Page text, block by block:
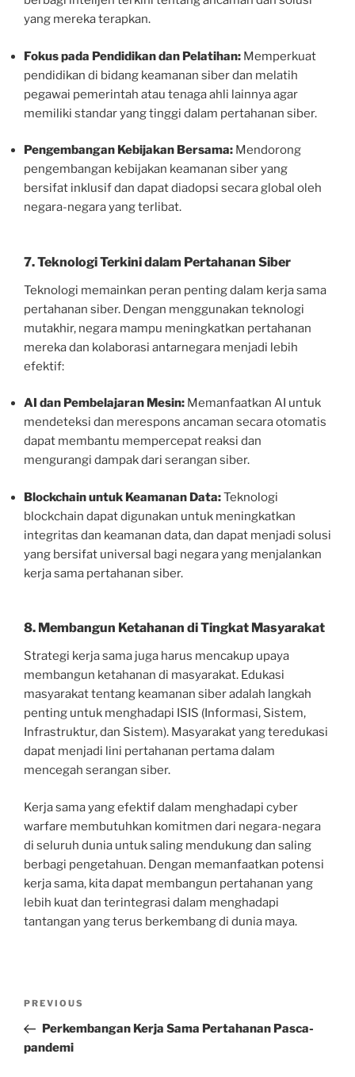
yang mereka terapkan.
Fokus pada Pendidikan dan Pelatihan: Memperkuat
pendidikan di bidang keamanan siber dan melatih
pegawai pemerintah atau tenaga ahli lainnya agar
memiliki standar yang tinggi dalam pertahanan siber.
Pengembangan Kebijakan Bersama: Mendorong
pengembangan kebijakan keamanan siber yang
bersifat inklusif dan dapat diadopsi secara global oleh
negara-negara yang terlibat.
7. Teknologi Terkini dalam Pertahanan Siber
Teknologi memainkan peran penting dalam kerja sama
pertahanan siber. Dengan menggunakan teknologi
mutakhir, negara mampu meningkatkan pertahanan
mereka dan kolaborasi antarnegara menjadi lebih
efektif:
AI dan Pembelajaran Mesin: Memanfaatkan AI untuk
mendeteksi dan merespons ancaman secara otomatis
dapat membantu mempercepat reaksi dan
mengurangi dampak dari serangan siber.
Blockchain untuk Keamanan Data:Teknologi
blockchain dapat digunakan untuk meningkatkan
integritas dan keamanan data, dan dapat menjadi solusi
yang bersifat universal bagi negara yang menjalankan
kerja sama pertahanan siber.
8. Membangun Ketahanan di Tingkat Masyarakat
Strategi kerja sama juga harus mencakup upaya
membangun ketahanan di masyarakat. Edukasi
masyarakat tentang keamanan siber adalah langkah
penting untuk menghadapi ISIS (Informasi, Sistem,
Infrastruktur, dan Sistem). Masyarakat yang teredukasi
dapat menjadi lini pertahanan pertama dalam
mencegah serangan siber.
Kerja sama yang efektif dalam menghadapi cyber
warfare membutuhkan komitmen dari negara-negara
di seluruh dunia untuk saling mendukung dan saling
berbagi pengetahuan. Dengan memanfaatkan potensi
kerja sama, kita dapat membangun pertahanan yang
lebih kuat dan terintegrasi dalam menghadapi
tantangan yang terus berkembang di dunia maya.
Previous
Post
PREVIOUS
Perkembangan Kerja Sama Pertahanan Pasca-
pandemi